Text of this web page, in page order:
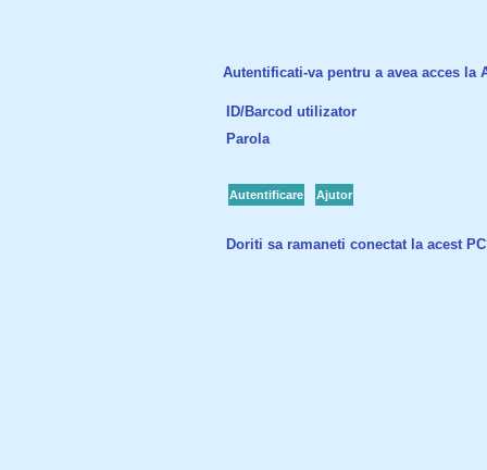
Autentificati-va pentru a avea acces
ID/Barcod utilizator
Parola
Autentificare Ajutor
Doriti sa ramaneti conectat la acest